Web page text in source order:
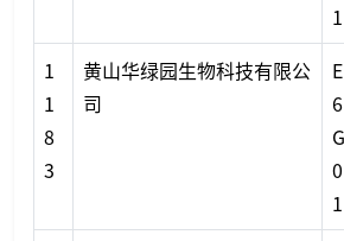
1
1
1
8
3
黄山华绿园生物科技有限公
司
E
6
G
0
1